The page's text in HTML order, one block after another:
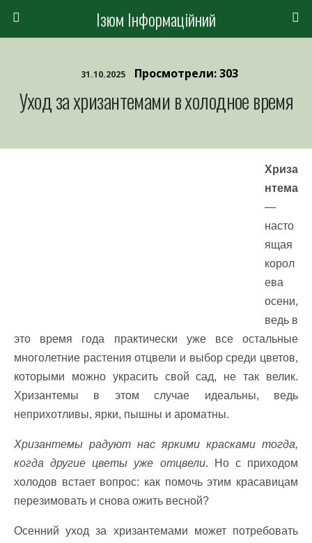
Ізюм Інформаційний
31.10.2025 Просмотрели: 303
Уход за хризантемами в холодное время
Хриза
нтема
—
насто
ящая
корол
ева
осени,
ведь в
это время года практически уже все остальные
многолетние растения отцвели и выбор среди цветов,
которыми можно украсить свой сад, не так велик.
Хризантемы в этом случае идеальны, ведь
неприхотливы, ярки, пышны и ароматны.
Хризантемы радуют нас яркими красками тогда,
когда другие цветы уже отцвели. Но с приходом
холодов встает вопрос: как помочь этим красавицам
перезимовать и снова ожить весной?
Осенний уход за хризантемами может потребовать